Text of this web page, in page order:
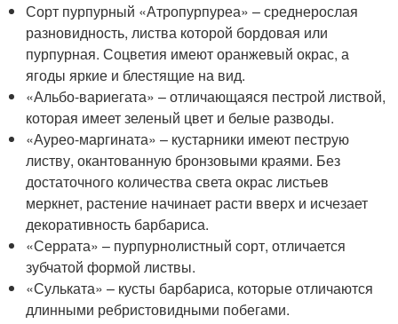
Сорт пурпурный «Атропурпуреа» – среднерослая
разновидность, листва которой бордовая или
пурпурная. Соцветия имеют оранжевый окрас, а
ягоды яркие и блестящие на вид.
«Альбо-вариегата» – отличающаяся пестрой листвой,
которая имеет зеленый цвет и белые разводы.
«Аурео-маргината» – кустарники имеют пеструю
листву, окантованную бронзовыми краями. Без
достаточного количества света окрас листьев
меркнет, растение начинает расти вверх и исчезает
декоративность барбариса.
«Серрата» – пурпурнолистный сорт, отличается
зубчатой формой листвы.
«Сульката» – кусты барбариса, которые отличаются
длинными ребристовидными побегами.